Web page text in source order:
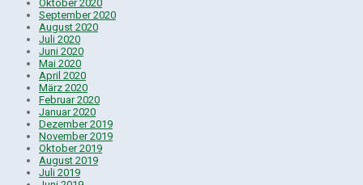
Oktober 2020
September 2020
August 2020
Juli 2020
Juni 2020
Mai 2020
April 2020
März 2020
Februar 2020
Januar 2020
Dezember 2019
November 2019
Oktober 2019
August 2019
Juli 2019